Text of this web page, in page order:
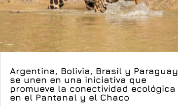
Argentina, Bolivia, Brasil y Paraguay
se unen en una iniciativa que
promueve la conectividad ecológica
en el Pantanal y el Chaco